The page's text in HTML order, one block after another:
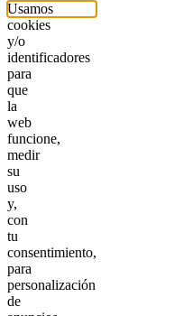
Usamos
cookies
y/o
identificadores
para
que
la
web
funcione,
medir
su
uso
y,
con
tu
consentimiento,
para
personalización
de